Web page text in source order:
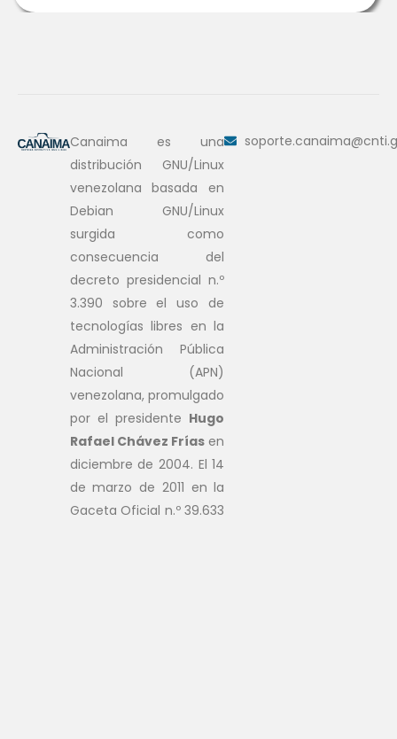
Canaima es una
distribución GNU/Linux
venezolana basada en
Debian GNU/Linux
surgida como
consecuencia del
decreto presidencial n.º
3.390 sobre el uso de
tecnologías libres en la
Administración Pública
Nacional (APN)
venezolana, promulgado
por el presidente Hugo
Rafael Chávez Frías en
diciembre de 2004. El 14
de marzo de 2011 en la
Gaceta Oficial n.º 39.633